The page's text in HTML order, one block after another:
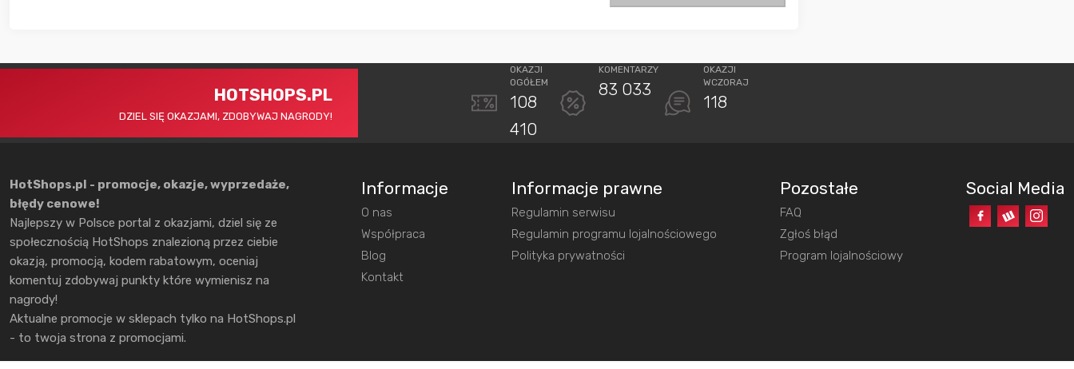
HOTSHOPS.PL
DZIEL SIĘ OKAZJAMI, ZDOBYWAJ NAGRODY!
OKAZJI
OGÓŁEM
108
410
KOMENTARZY
83 033
OKAZJI
WCZORAJ
118
HotShops.pl - promocje, okazje, wyprzedaże,
błędy cenowe!
Najlepszy w Polsce portal z okazjami, dziel się ze
społecznością HotShops znalezioną przez ciebie
okazją, promocją, kodem rabatowym, oceniaj
komentuj zdobywaj punkty które wymienisz na
nagrody!
Aktualne promocje w sklepach tylko na HotShops.pl
- to twoja strona z promocjami.
Informacje
O nas
Współpraca
Blog
Kontakt
Informacje prawne
Regulamin serwisu
Regulamin programu lojalnościowego
Polityka prywatności
Pozostałe
FAQ
Zgłoś błąd
Program lojalnościowy
Social Media